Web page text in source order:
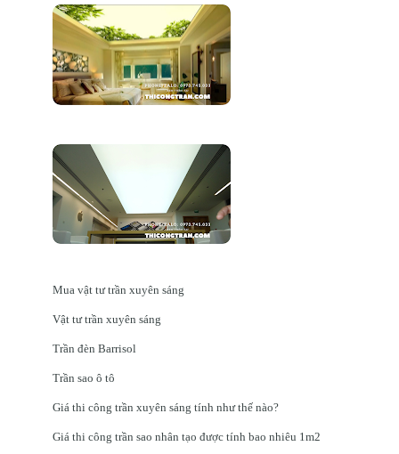
Mua vật tư trần xuyên sáng
Vật tư trần xuyên sáng
Trần đèn Barrisol
Trần sao ô tô
Giá thi công trần xuyên sáng tính như thế nào?
Giá thi công trần sao nhân tạo được tính bao nhiêu 1m2